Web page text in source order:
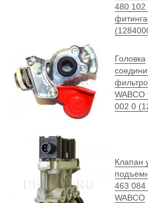
480 102
Головка
WABCO
002 0
Клапан
463 084
WABCO